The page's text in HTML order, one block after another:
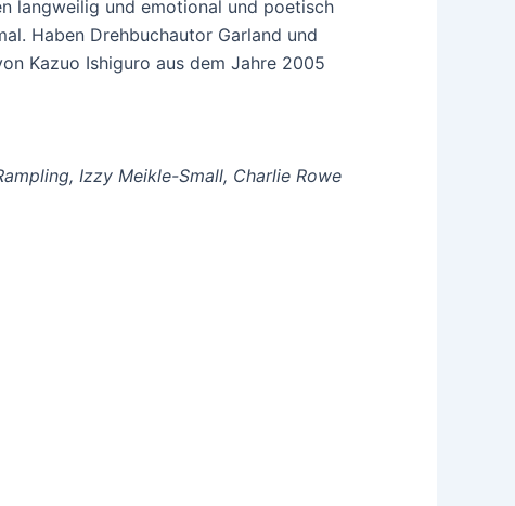
langweilig und emotional und poetisch
Haben Drehbuchautor Garland und
Kazuo Ishiguro aus dem Jahre 2005
Izzy Meikle-Small, Charlie Rowe